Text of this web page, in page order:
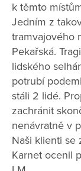
k těmto
Jedním z
tramvajového
Pekařská.
lidského
potrubí
stáli 2 lidé.
zachránit
nenávratně v
Naši klienti se
Karnet ocenil